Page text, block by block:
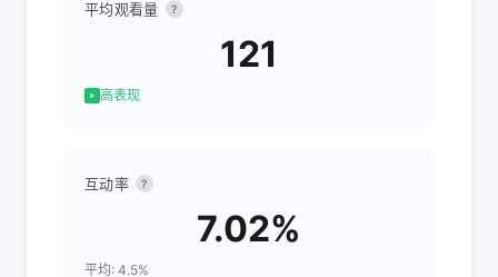
平均观看量 ?
121
高表现
互动率 ?
7.02%
平均: 4.5%